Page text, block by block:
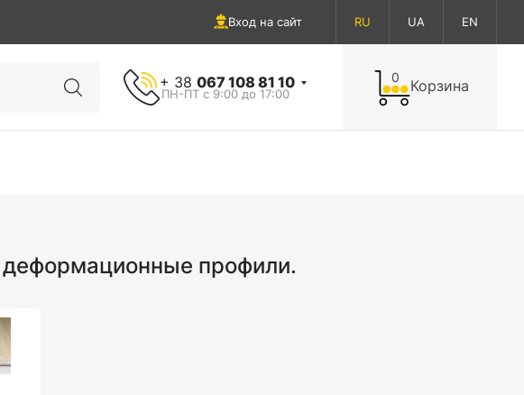
Вход на сайт RU UA EN
+ 38 067 108 81 10
ПН-ПТ с 9:00 до 17:00
0 Корзина
профили.